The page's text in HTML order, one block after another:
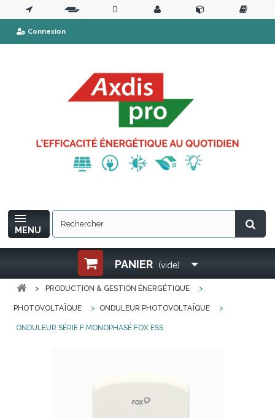
Connexion
PANIER (vide)
MENU
> PRODUCTION & GESTION ÉNERGÉTIQUE >
PHOTOVOLTAÏQUE > ONDULEUR PHOTOVOLTAÏQUE >
ONDULEUR SÉRIE F MONOPHASÉ FOX ESS